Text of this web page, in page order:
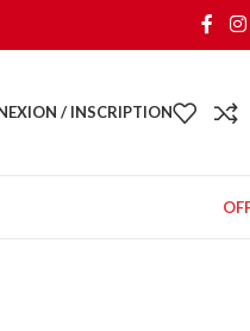
/ INSCRIPTION